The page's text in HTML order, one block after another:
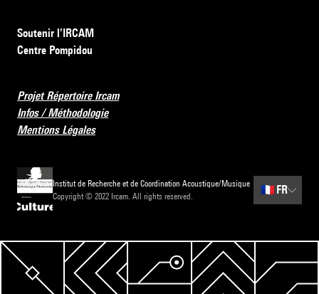
Soutenir l’IRCAM
Centre Pompidou
Projet Répertoire Ircam
Infos / Méthodologie
Mentions Légales
Institut de Recherche et de Coordination Acoustique/Musique
Copyright © 2022 Ircam. All rights reserved.
🇫🇷 FR